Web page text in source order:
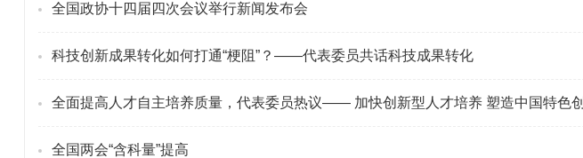
全国政协十四届四次会议举行新闻发布会
科技创新成果转化如何打通“梗阻”？——代表委员共话科技成果转化
全面提高人才自主培养质量，代表委员热议—— 加快创新型人才培养 塑造中国特色创
全国两会“含科量”提高